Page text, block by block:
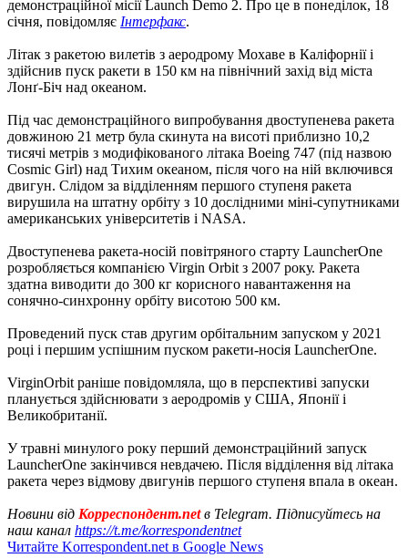
демонстраційної місії Launch Demo 2. Про це в понеділок, 18
січня, повідомляє Інтерфакс.
Літак з ракетою вилетів з аеродрому Мохаве в Каліфорнії і
здійснив пуск ракети в 150 км на північний захід від міста
Лонґ-Біч над океаном.
Під час демонстраційного випробування двоступенева ракета
довжиною 21 метр була скинута на висоті приблизно 10,2
тисячі метрів з модифікованого літака Boeing 747 (під назвою
Cosmic Girl) над Тихим океаном, після чого на ній включився
двигун. Слідом за відділенням першого ступеня ракета
вирушила на штатну орбіту з 10 дослідними міні-супутниками
американських університетів і NASA.
Двоступенева ракета-носій повітряного старту LauncherOne
розробляється компанією Virgin Orbit з 2007 року. Ракета
здатна виводити до 300 кг корисного навантаження на
сонячно-синхронну орбіту висотою 500 км.
Проведений пуск став другим орбітальним запуском у 2021
році і першим успішним пуском ракети-носія LauncherOne.
VirginOrbit раніше повідомляла, що в перспективі запуски
планується здійснювати з аеродромів у США, Японії і
Великобританії.
У травні минулого року перший демонстраційний запуск
LauncherOne закінчився невдачею. Після відділення від літака
ракета через відмову двигунів першого ступеня впала в океан.
Новини від Корреспондент.netв Telegram. Підписуйтесь на
наш канал https://t.me/korrespondentnet
Читайте Korrespondent.net в Google News